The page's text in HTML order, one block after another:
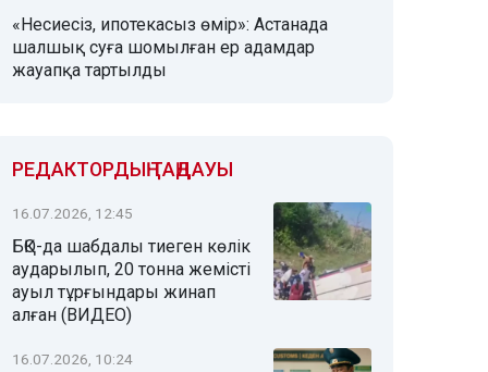
«Несиесіз, ипотекасыз өмір»: Астанада
шалшық суға шомылған ер адамдар
жауапқа тартылды
РЕДАКТОРДЫҢ ТАҢДАУЫ
16.07.2026, 12:45
БҚО-да шабдалы тиеген көлік
аударылып, 20 тонна жемісті
ауыл тұрғындары жинап
алған (ВИДЕО)
16.07.2026, 10:24